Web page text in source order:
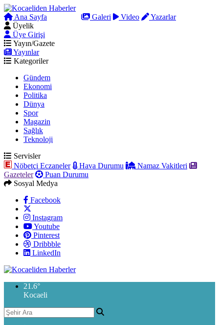
Ana Sayfa Galeri Video
Yazarlar
Üyelik
Üye Girişi
Yayın/Gazete
Yayınlar
Kategoriler
Gündem
Ekonomi
Politika
Dünya
Spor
Magazin
Sağlık
Teknoloji
Servisler
Nöbetçi Eczaneler
Hava Durumu
Namaz Vakitleri
Gazeteler
Puan Durumu
Sosyal Medya
Facebook
Instagram
Youtube
Pinterest
Dribbble
LinkedIn
21.6°
Kocaeli